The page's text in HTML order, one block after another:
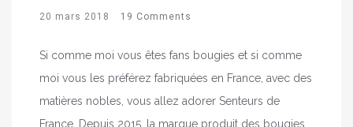
20 mars 2018 19 Comments
Si comme moi vous êtes fans bougies et si comme
moi vous les préférez fabriquées en France, avec des
matières nobles, vous allez adorer Senteurs de
France. Depuis 2015, la marque produit des bougies